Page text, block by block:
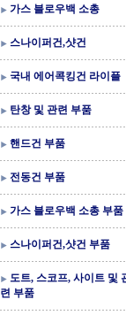
가스 블로우백 소총
스나이퍼건,샷건
국내 에어콕킹건 라이플
탄창 및 관련 부품
핸드건 부품
전동건 부품
가스 블로우백 소총 부품
스나이퍼건,샷건 부품
도트, 스코프, 사이트 및
련 부품